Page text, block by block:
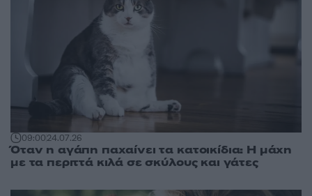
09:0024.07.26
Όταν η αγάπη παχαίνει τα κατοικίδια: Η μάχη
με τα περιττά κιλά σε σκύλους και γάτες